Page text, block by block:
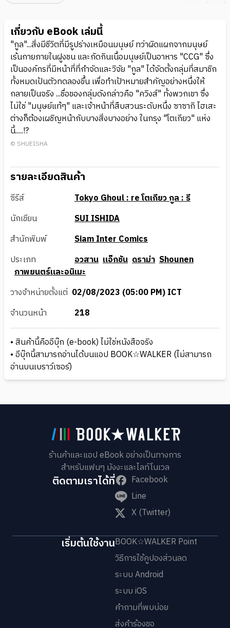
เกี่ยวกับ eBook เล่มนี้
"กูล"...สิ่งมีชีวิตที่มีรูปร่างเหมือนมนุษย์ ทว่าผิดแผกจากมนุษย์
เร้นกายภายในฝูงชน และกัดกินเนื้อมนุษย์เป็นอาหาร "CCG" ซึ่ง
เป็นองค์กรที่มีหน้าที่ที่กำจัดและวิจัย "กูล" ได้จัดตั้งกลุ่มที่สมาชิก
ทั้งหมดเป้นตัวทดลองขึ้น เพื่อทำเป้าหมายสำคัญอย่างหนึ่งให้
กลายเป็นจริง ...ชื่อของกลุ่มดังกล่าวคือ "ควิงส์" ทั้งพวกเขา ซึ่ง
ไม่ใช่ "มนุษย์แท้ๆ" และเจ้าหน้าที่สืบสวนระดับหนึ่ง ซาซากิ ไฮเสะ
ต่างก็ต้องเผชิญหน้ากับบางสิ่งบางอย่าง ในกรุง "โตเกียว" แห่ง
นี้.....!?
© SHUEISHA
รายละเอียดสินค้า
ซีรีส์
Tokyo Ghoul : re โตเกียว กูล : รี
นักเขียน
SUI ISHIDA
สำนักพิมพ์
Siam Inter Comics
ประเภท
อวสาน แอ็กชัน ดราม่า Shounen
ภาพยนตร์และอนิเมะ
วางจำหน่ายตั้งแต่ 02/08/2023 (05:00 PM) ICT
จำนวนหน้า
218
• สินค้านี้คืออีบุ๊ก (e-book) ไม่ใช่หนังสือจริง
• อีบุ๊กนี้สามารถอ่านได้บนแอป BOOK☆WALKER (ไม่สามารถ
อ่านบนเบราว์เซอร์)
ร้านค้าและแอป eBook อย่างเป็นทางการ
สำหรับแฟนๆ มังงะและไลท์โนเวล
ติดตามเราได้ที่
Facebook
Line
X (Twitter)
เริ่มต้นใช้งานBOOK☆WALKER Point
วิธีการใช้คูปองส่วนลด
ระบบ Android
ระบบ iOS
คำถามที่พบบ่อย
ส่งคำร้องขอ